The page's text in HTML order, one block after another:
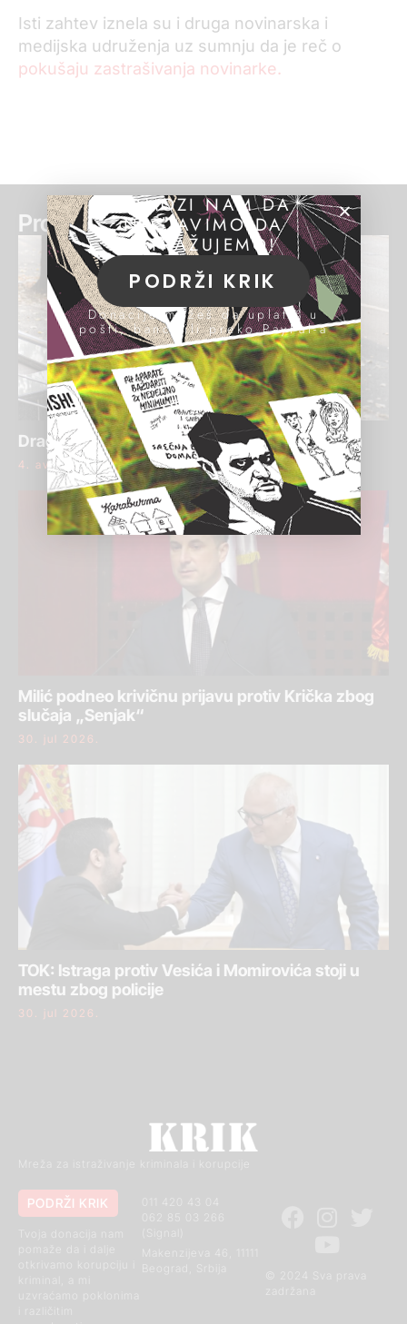
Isti zahtev iznela su i druga novinarska i
medijska udruženja uz sumnju da je reč o
pokušaju zastrašivanja novinarke.
Pročitaj još:
Draginja Bajić ponovo osuđena za pranje para
4. avgust 2026.
Milić podneo krivičnu prijavu protiv Krička zbog
slučaja „Senjak“
30. jul 2026.
TOK: Istraga protiv Vesića i Momirovića stoji u
mestu zbog policije
30. jul 2026.
Mreža za istraživanje kriminala i korupcije
© 2024 Sva prava
011 420 43 04
Makenzijeva 46, 11111
PODRŽI KRIK
otkrivamo korupciju i
kriminal, a mi
uzvraćamo poklonima
i različitim
POMOZI NAM DA
NASTAVIMO DA
ISTRAŽUJEMO!
PODRŽI KRIK
Donacije možeš da uplatiš u
pošti, banci ili preko PayPal-a